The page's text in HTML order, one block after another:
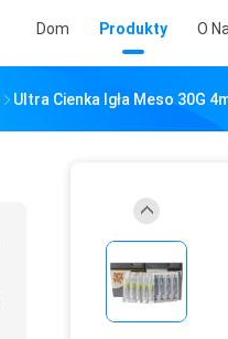
Dom Produkty O
Ultra Cienka Igła Meso 30G